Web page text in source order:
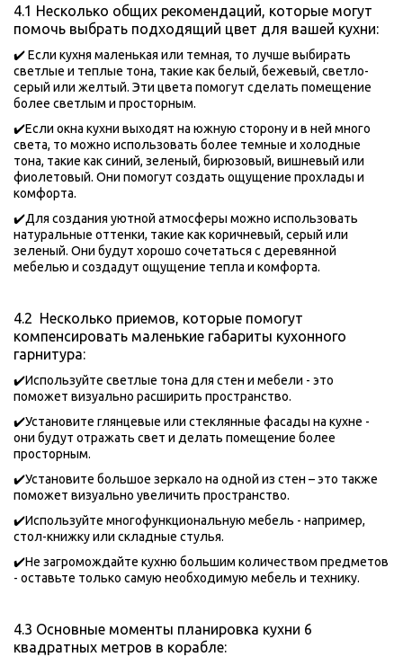
4.1 Несколько общих рекомендаций, которые могут
помочь выбрать подходящий цвет для вашей кухни:
✔️ Если кухня маленькая или темная, то лучше выбирать
светлые и теплые тона, такие как белый, бежевый, светло-
серый или желтый. Эти цвета помогут сделать помещение
более светлым и просторным.
✔️Если окна кухни выходят на южную сторону и в ней много
света, то можно использовать более темные и холодные
тона, такие как синий, зеленый, бирюзовый, вишневый или
фиолетовый. Они помогут создать ощущение прохлады и
комфорта.
✔️Для создания уютной атмосферы можно использовать
натуральные оттенки, такие как коричневый, серый или
зеленый. Они будут хорошо сочетаться с деревянной
мебелью и создадут ощущение тепла и комфорта.
4.2  Несколько приемов, которые помогут
компенсировать маленькие габариты кухонного
гарнитура:
✔️Используйте светлые тона для стен и мебели - это
поможет визуально расширить пространство.
✔️Установите глянцевые или стеклянные фасады на кухне -
они будут отражать свет и делать помещение более
просторным.
✔️Установите большое зеркало на одной из стен – это также
поможет визуально увеличить пространство.
✔️Используйте многофункциональную мебель - например,
стол-книжку или складные стулья.
✔️Не загромождайте кухню большим количеством предметов
- оставьте только самую необходимую мебель и технику.
4.3 Основные моменты планировка кухни 6
квадратных метров в корабле: